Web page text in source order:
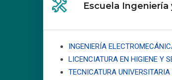
Escuela
INGENIERÍA
LICENCIATURA EN HIGIENE Y
TECNICATURA UNIVERSITARIA